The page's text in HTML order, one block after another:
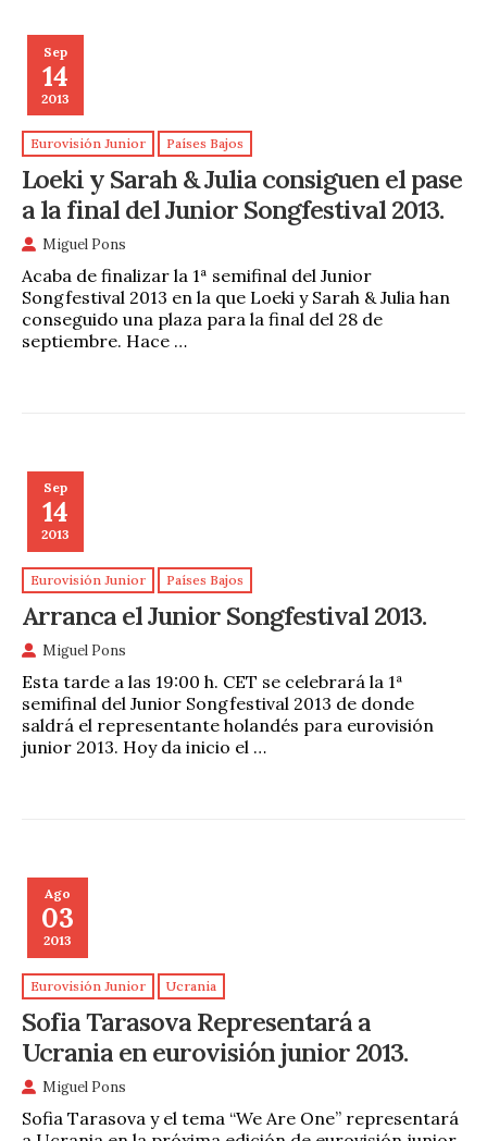
Sep
14
2013
Eurovisión Junior Países Bajos
Loeki y Sarah & Julia consiguen el pase
a la final del Junior Songfestival 2013.
Miguel Pons
Acaba de finalizar la 1ª semifinal del Junior
Songfestival 2013 en la que Loeki y Sarah & Julia han
conseguido una plaza para la final del 28 de
septiembre. Hace …
Sep
14
2013
Eurovisión Junior Países Bajos
Arranca el Junior Songfestival 2013.
Miguel Pons
Esta tarde a las 19:00 h. CET se celebrará la 1ª
semifinal del Junior Songfestival 2013 de donde
saldrá el representante holandés para eurovisión
junior 2013. Hoy da inicio el …
Ago
03
2013
Eurovisión Junior Ucrania
Sofia Tarasova Representará a
Ucrania en eurovisión junior 2013.
Miguel Pons
Sofia Tarasova y el tema “We Are One” representará